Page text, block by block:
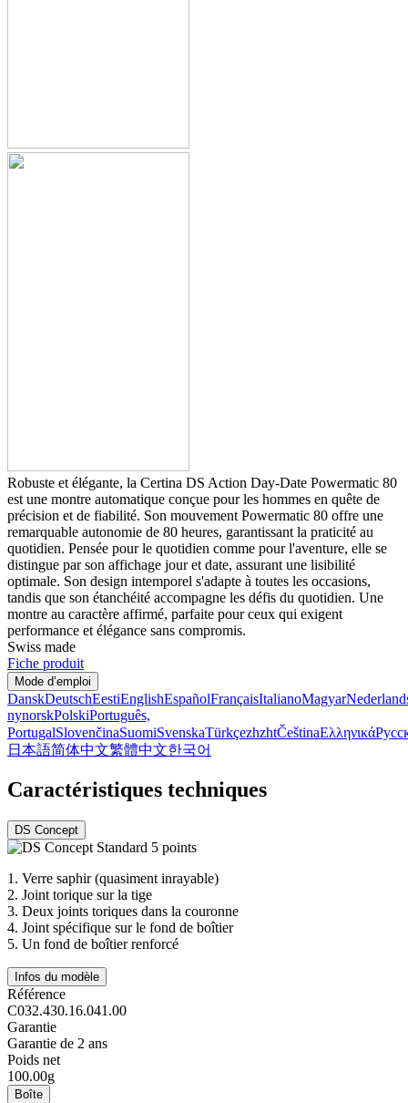
Robuste et élégante, la Certina DS Action Day-Date Powermatic 80
est une montre automatique conçue pour les hommes en quête de
précision et de fiabilité. Son mouvement Powermatic 80 offre une
remarquable autonomie de 80 heures, garantissant la praticité au
quotidien. Pensée pour le quotidien comme pour l'aventure, elle se
distingue par son affichage jour et date, assurant une lisibilité
optimale. Son design intemporel s'adapte à toutes les occasions,
tandis que son étanchéité accompagne les défis du quotidien. Une
montre au caractère affirmé, parfaite pour ceux qui exigent
performance et élégance sans compromis.
Swiss made
Fiche produit
Mode d’emploi
DanskDeutschEestiEnglishEspañolFrançaisItalianoMagyar
nynorskPolskiPortuguês,
PortugalSlovenčinaSuomiSvenskaTürkçezhzhtČeštinaΕλληνικά
日本語简体中文繁體中文한국어
Caractéristiques techniques
DS Concept
1. Verre saphir (quasiment inrayable)
2. Joint torique sur la tige
3. Deux joints toriques dans la couronne
4. Joint spécifique sur le fond de boîtier
5. Un fond de boîtier renforcé
Infos du modèle
Référence
C032.430.16.041.00
Garantie
Garantie de 2 ans
Poids net
100.00g
Boîte